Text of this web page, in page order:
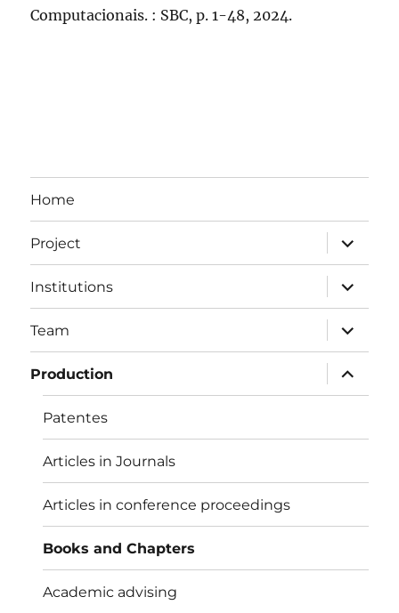
Computacionais. : SBC, p. 1-48, 2024.
Home
Project
expand
child
menu
Institutions
expand
child
menu
Team
expand
child
menu
Production
expand
child
menu
Patentes
Articles in Journals
Articles in conference proceedings
Books and Chapters
Academic advising